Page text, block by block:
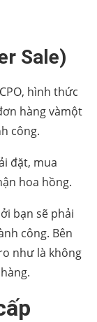
Sale)
hình thức
hàng vàmột
công.
đặt, mua
hoa hồng.
bạn sẽ phải
công. Bên
như là không